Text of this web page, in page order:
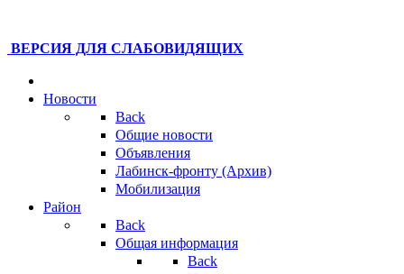
ВЕРСИЯ ДЛЯ СЛАБОВИДЯЩИХ
Новости
Back
Общие новости
Объявления
Лабинск-фронту (Архив)
Мобилизация
Район
Back
Общая информация
Back